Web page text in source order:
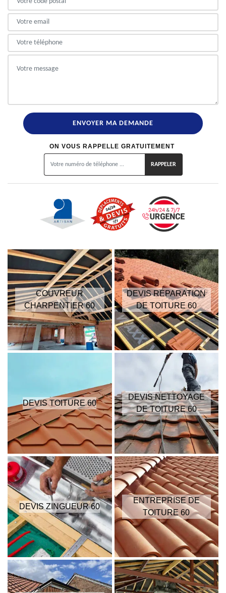
ON VOUS RAPPELLE GRATUITEMENT
COUVREUR
CHARPENTIER 60
DEVIS RÉPARATION
DE TOITURE 60
DEVIS TOITURE 60
DEVIS NETTOYAGE
DE TOITURE 60
DEVIS ZINGUEUR 60
ENTREPRISE DE
TOITURE 60